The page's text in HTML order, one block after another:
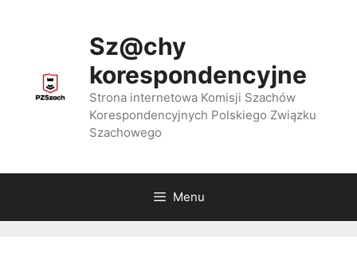
Sz@chy
korespondencyjne
Strona internetowa Komisji Szachów
Korespondencyjnych Polskiego Związku
Szachowego
Menu